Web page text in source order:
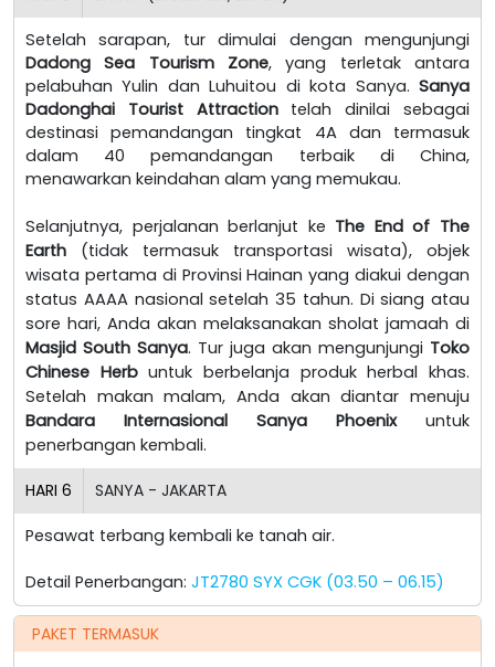
Setelah sarapan, tur dimulai dengan mengunjungi
Dadong Sea Tourism Zone, yang terletak antara
pelabuhan Yulin dan Luhuitou di kota Sanya. Sanya
Dadonghai Tourist Attractiontelah dinilai sebagai
destinasi pemandangan tingkat 4A dan termasuk
dalam 40 pemandangan terbaik di China,
menawarkan keindahan alam yang memukau.
Selanjutnya, perjalanan berlanjut ke The End of The
Earth (tidak termasuk transportasi wisata), objek
wisata pertama di Provinsi Hainan yang diakui dengan
status AAAA nasional setelah 35 tahun. Di siang atau
sore hari, Anda akan melaksanakan sholat jamaah di
Masjid South Sanya. Tur juga akan mengunjungi Toko
Chinese Herbuntuk berbelanja produk herbal khas.
Setelah makan malam, Anda akan diantar menuju
Bandara Internasional Sanya Phoenixuntuk
penerbangan kembali.
HARI 6 SANYA - JAKARTA
Pesawat terbang kembali ke tanah air.
Detail Penerbangan: JT2780 SYX CGK (03.50 – 06.15)
PAKET TERMASUK